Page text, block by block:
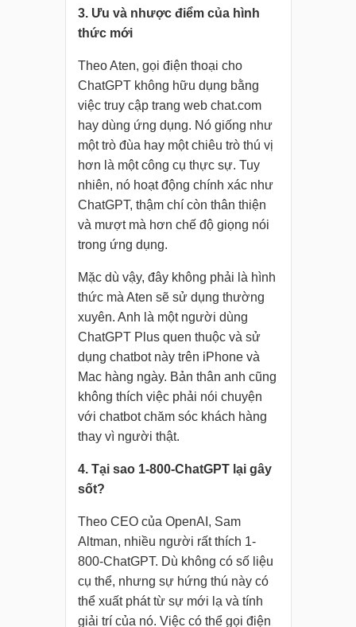
3. Ưu và nhược điểm của hình
thức mới
Theo Aten, gọi điện thoại cho
ChatGPT không hữu dụng bằng
việc truy cập trang web chat.com
hay dùng ứng dụng. Nó giống như
một trò đùa hay một chiêu trò thú vị
hơn là một công cụ thực sự. Tuy
nhiên, nó hoạt động chính xác như
ChatGPT, thậm chí còn thân thiện
và mượt mà hơn chế độ giọng nói
trong ứng dụng.
Mặc dù vậy, đây không phải là hình
thức mà Aten sẽ sử dụng thường
xuyên. Anh là một người dùng
ChatGPT Plus quen thuộc và sử
dụng chatbot này trên iPhone và
Mac hàng ngày. Bản thân anh cũng
không thích việc phải nói chuyện
với chatbot chăm sóc khách hàng
thay vì người thật.
4. Tại sao 1-800-ChatGPT lại gây
sốt?
Theo CEO của OpenAI, Sam
Altman, nhiều người rất thích 1-
800-ChatGPT. Dù không có số liệu
cụ thể, nhưng sự hứng thú này có
thể xuất phát từ sự mới lạ và tính
giải trí của nó. Việc có thể gọi điện